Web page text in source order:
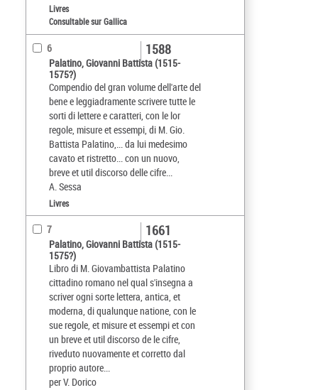
Livres
Consultable sur Gallica
6
Palatino, Giovanni Battista (1515-
1575?)
Compendio del gran volume dell'arte del
bene e leggiadramente scrivere tutte le
sorti di lettere e caratteri, con le lor
regole, misure et essempi, di M. Gio.
Battista Palatino,... da lui medesimo
cavato et ristretto... con un nuovo,
breve et util discorso delle cifre...
A. Sessa
1588
Livres
7
Palatino, Giovanni Battista (1515-
1575?)
Libro di M. Giovambattista Palatino
cittadino romano nel qual s'insegna a
scriver ogni sorte lettera, antica, et
moderna, di qualunque natione, con le
sue regole, et misure et essempi et con
un breve et util discorso de le cifre,
riveduto nuovamente et corretto dal
proprio autore...
per V. Dorico
1661